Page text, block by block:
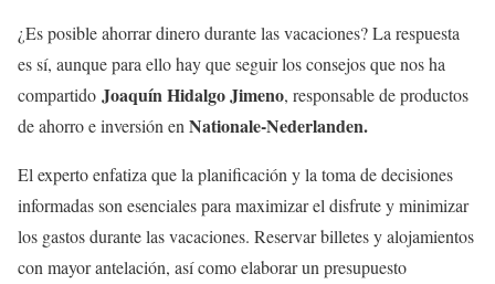
¿Es posible ahorrar dinero durante las vacaciones? La respuesta
es sí, aunque para ello hay que seguir los consejos que nos ha
compartido Joaquín Hidalgo Jimeno, responsable de productos
de ahorro e inversión en Nationale-Nederlanden.
El experto enfatiza que la planificación y la toma de decisiones
informadas son esenciales para maximizar el disfrute y minimizar
los gastos durante las vacaciones. Reservar billetes y alojamientos
con mayor antelación, así como elaborar un presupuesto